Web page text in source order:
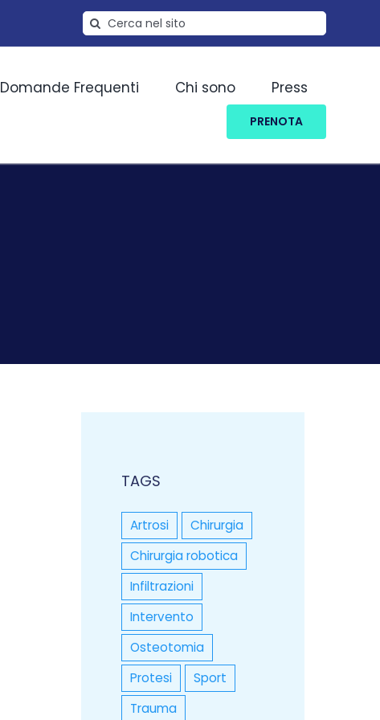
Cerca
per:
Domande Frequenti Chi sono Press
PRENOTA
TAGS
Artrosi
Chirurgia
Chirurgia robotica
Infiltrazioni
Intervento
Osteotomia
Protesi
Sport
Trauma